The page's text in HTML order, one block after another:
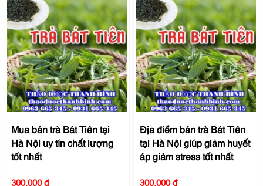
Mua bán trà Bát Tiên tại
Hà Nội uy tín chất lượng
tốt nhất
300.000 đ
Địa điểm bán trà Bát Tiên
tại Hà Nội giúp giảm huyết
áp giảm stress tốt nhất
300.000 đ